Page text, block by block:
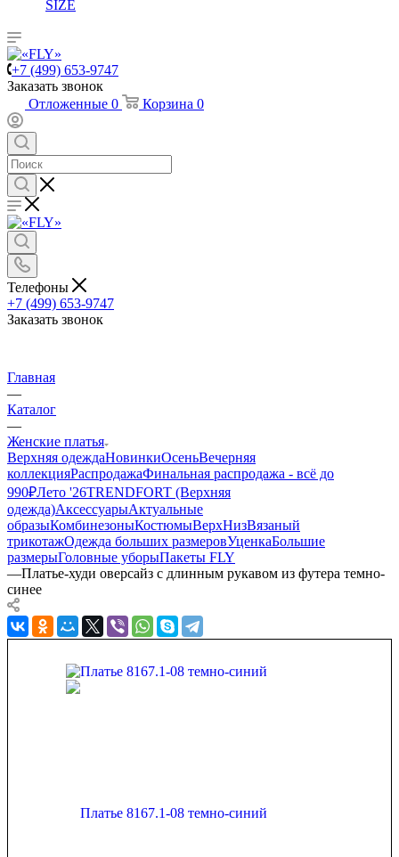
SIZE
+7 (499) 653-9747
Заказать звонок
Отложенные 0 Корзина 0
Телефоны
+7 (499) 653-9747
Заказать звонок
Главная
—
Каталог
—
Женские платья
Верхняя одеждаНовинкиОсеньВечерняя
коллекцияРаспродажаФинальная распродажа - всё до
990₽Лето '26TRENDFORT (Верхняя
одежда)АксессуарыАктуальные
образыКомбинезоныКостюмыВерхНизВязаный
трикотажОдежда больших размеровУценкаБольшие
размерыГоловные уборыПакеты FLY
—Платье-худи оверсайз с длинным рукавом из футера темно-
синее